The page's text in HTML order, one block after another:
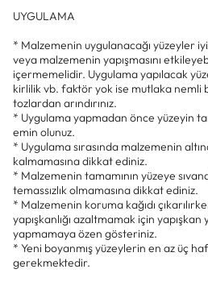
UYGULAMA
* Malzemenin uygulanacağı yüzeyler
veya malzemenin yapışmasını
içermemelidir. Uygulama yapılacak
kirlilik vb. faktör yok ise mutlaka nemli
tozlardan arındırınız.
* Uygulama yapmadan önce yüzeyin
emin olunuz.
* Uygulama sırasında malzemenin
kalmamasına dikkat ediniz.
* Malzemenin tamamının yüzeye
temassızlık olmamasına dikkat ediniz.
* Malzemenin koruma kağıdı
yapışkanlığı azaltmamak için
yapmamaya özen gösteriniz.
* Yeni boyanmış yüzeylerin en az üç
gerekmektedir.